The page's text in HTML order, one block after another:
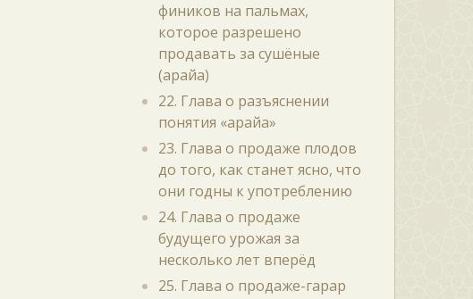
фиников на пальмах,
которое разрешено
продавать за сушёные
(арайа)
22. Глава о разъяснении
понятия «арайа»
23. Глава о продаже плодов
до того, как станет ясно, что
они годны к употреблению
24. Глава о продаже
будущего урожая за
несколько лет вперёд
25. Глава о продаже-гарар